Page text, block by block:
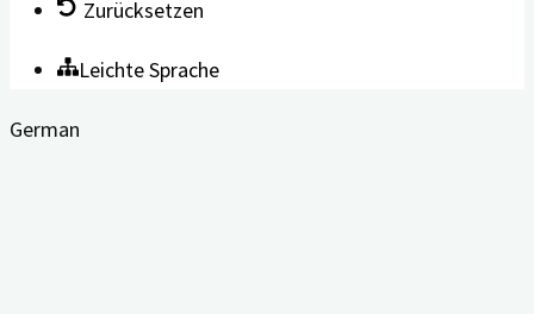
Zurücksetzen
Leichte Sprache
German